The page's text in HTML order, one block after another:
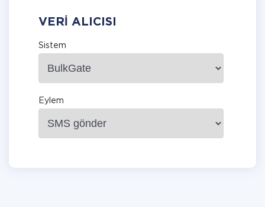
VERI ALICISI
Sistem
Eylem